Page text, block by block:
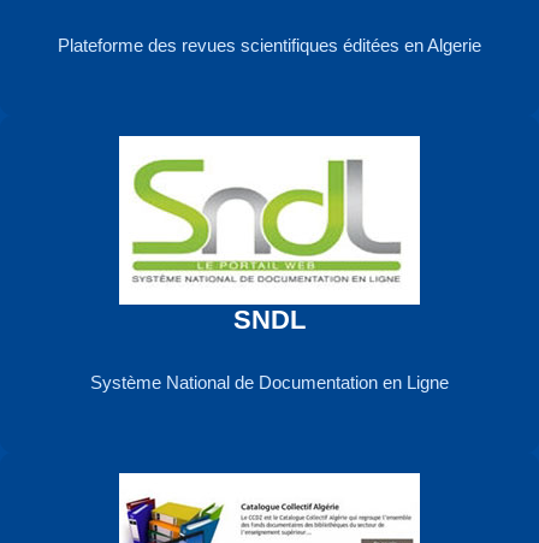
Plateforme des revues scientifiques éditées en Algerie
SNDL
Système National de Documentation en Ligne